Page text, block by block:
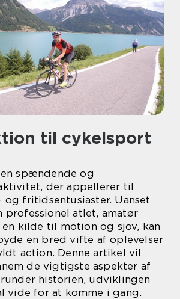
til cykelsport
spændende og
der appellerer til
og fritidsentusiaster. Uanset
professionel atlet, amatør
kilde til motion og sjov, kan
en bred vifte af oplevelser
action. Denne artikel vil
de vigtigste aspekter af
historien, udviklingen
vide for at komme i gang.